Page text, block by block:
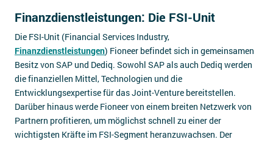
Finanzdienstleistungen: Die FSI-Unit
Die FSI-Unit (Financial Services Industry,
Finanzdienstleistungen) Fioneer befindet sich in gemeinsamen
Besitz von SAP und Dediq. Sowohl SAP als auch Dediq werden
die finanziellen Mittel, Technologien und die
Entwicklungsexpertise für das Joint-Venture bereitstellen.
Darüber hinaus werde Fioneer von einem breiten Netzwerk von
Partnern profitieren, um möglichst schnell zu einer der
wichtigsten Kräfte im FSI-Segment heranzuwachsen. Der